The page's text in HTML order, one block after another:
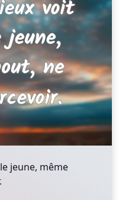
jeune, même